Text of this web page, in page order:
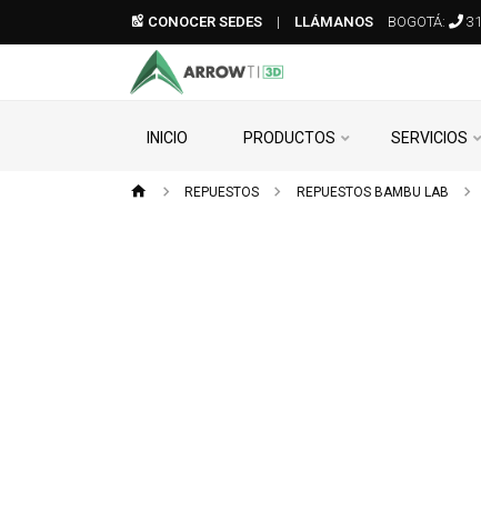
CONOCER SEDES | LLÁMANOS BOGOTÁ:
INICIO PRODUCTOS SERVICIOS
REPUESTOS REPUESTOS BAMBU LAB